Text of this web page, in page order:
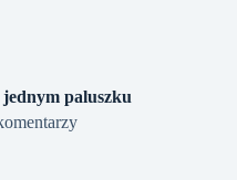
paluszku